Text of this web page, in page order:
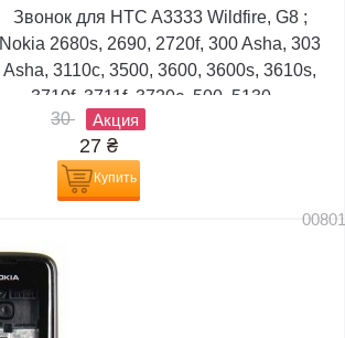
Звонок для HTC A3333 Wildfire, G8 ;
Nokia 2680s, 2690, 2720f, 300 Asha, 303
Asha, 3110c, 3500, 3600, 3600s, 3610s,
3710f, 3711f, 3720c, 500, 5130,...
30
Акция
27 ₴
Купить